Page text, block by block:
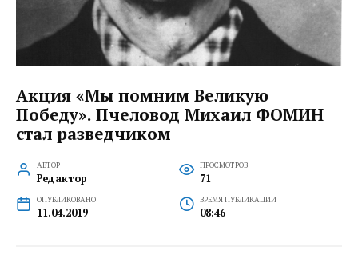
Акция «Мы помним Великую
Победу». Пчеловод Михаил ФОМИН
стал разведчиком
АВТОР
Редактор
ПРОСМОТРОВ
71
ОПУБЛИКОВАНО
11.04.2019
ВРЕМЯ ПУБЛИКАЦИИ
08:46